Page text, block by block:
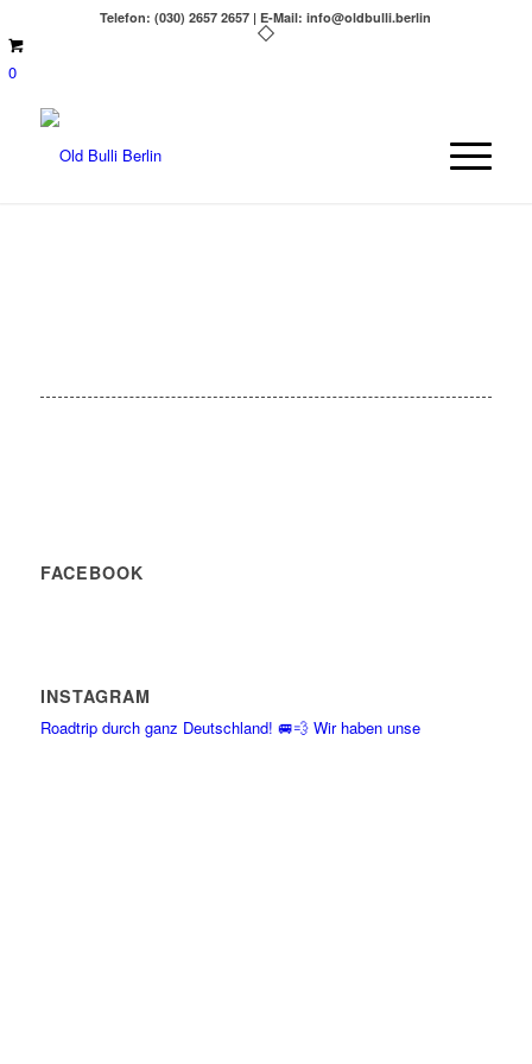
Telefon: (030) 2657 2657 | E-Mail: info@oldbulli.berlin
0
FACEBOOK
INSTAGRAM
Roadtrip durch ganz Deutschland! 🚐💨 Wir haben unse